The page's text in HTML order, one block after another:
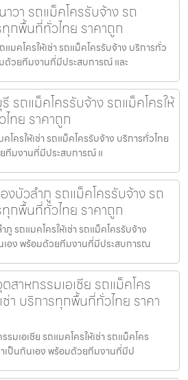
วา รถแม็คโครรับจ้าง รถ
ทุกพื้นที่ทั่วไทย ราคาถูก
มคโครให้เช่า รถแม็คโครรับจ้าง บริการทั่ว
ด้วยทีมงานที่มีประสบการณ์ และ
รถแม็คโครรับจ้าง รถแม็คโครให้
ทย ราคาถูก
โครให้เช่า รถแม็คโครรับจ้าง บริการทั่วไทย
ทีมงานที่มีประสบการณ์ แ
งบัวลำภู รถแม็คโครรับจ้าง รถ
ทุกพื้นที่ทั่วไทย ราคาถูก
รถแมคโครให้เช่า รถแม็คโครรับจ้าง
เอง พร้อมด้วยทีมงานที่มีประสบการณ
สาหกรรมเอเชีย รถแม็คโคร
ช่า บริการทุกพื้นที่ทั่วไทย ราคา
มเอเชีย รถแมคโครให้เช่า รถแม็คโคร
าเป็นกันเอง พร้อมด้วยทีมงานที่มีป